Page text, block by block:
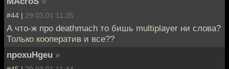
#44 | 29.03.01 11:35
А что-ж про deathmach то бишь multiplayer ни слова?
Только кооператив и все??
npoxuHgeu »